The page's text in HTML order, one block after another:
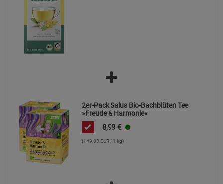
2er-Pack Salus Bio-Bachblüten Tee
»Freude & Harmonie«
8,99 €
(149,83 EUR / 1 kg)
Funktionale Cookies (1)
Cookie-Informationen
Statistik Cookies (2) Statistik Cookies
Beschreibung Statistik Cookies
Marketing Cookies (3)
Beschreibung Marketing Cookies